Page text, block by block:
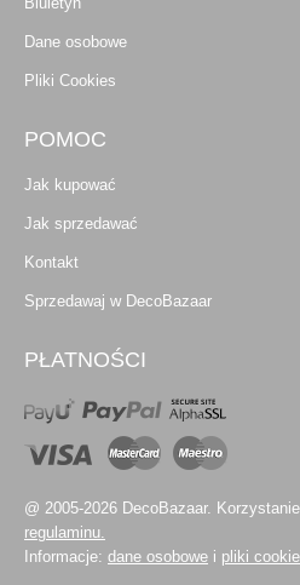
Dane osobowe
Pliki Cookies
POMOC
Jak kupować
Jak sprzedawać
Kontakt
Sprzedawaj w DecoBazaar
PŁATNOŚCI
@ 2005-2026 DecoBazaar.
regulaminu.
Informacje: dane osobowe i pliki